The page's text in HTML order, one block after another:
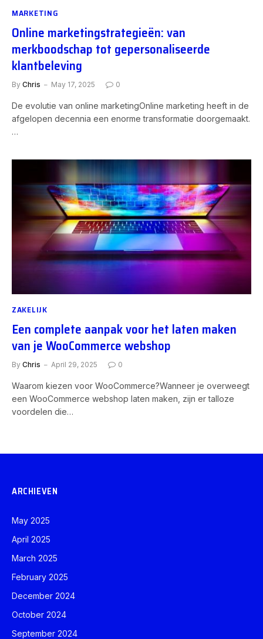
MARKETING
Online marketingstrategieën: van
merkboodschap tot gepersonaliseerde
klantbeleving
By Chris May 17, 2025 0
De evolutie van online marketingOnline marketing heeft in de
afgelopen decennia een enorme transformatie doorgemaakt.
…
ZAKELIJK
Een complete aanpak voor het laten maken
van je WooCommerce webshop
By Chris April 29, 2025 0
Waarom kiezen voor WooCommerce?Wanneer je overweegt
een WooCommerce webshop laten maken, zijn er talloze
voordelen die…
ARCHIEVEN
May 2025
April 2025
March 2025
February 2025
December 2024
October 2024
September 2024